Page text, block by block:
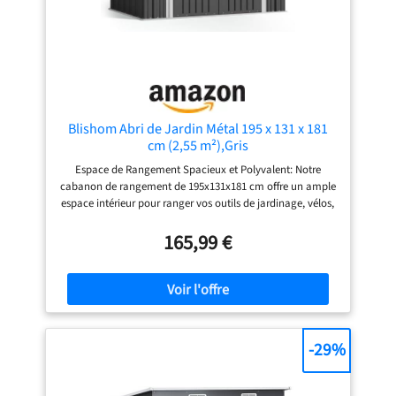
d'entretien et particulièrement durable. Robuste et stable :
supplémentaire (par exemple, des carreaux de bois ou de
béton) pour encore plus de confort et une base propre et
ferme.
Blishom Abri de Jardin Métal 195 x 131 x 181
cm (2,55 m²),Gris
Espace de Rangement Spacieux et Polyvalent: Notre
cabanon de rangement de 195x131x181 cm offre un ample
espace intérieur pour ranger vos outils de jardinage, vélos,
hauteur de 181 cm, il permet d'accéder facilement à vos
objets sans vous baisser, aidant à maintenir votre jardin,
votre terrasse ou votre balcon propre et ordonné. Acier
Galvanisé Premium: Fabriqué en acier galvanisé robuste
avec un revêtement protecteur de haute qualité, ce
cabanon résiste à la rouille, à la corrosion, aux rayons UV
garantissent une forte stabilité. Sûr et Ventilé: Équipé de
portes en métal verrouillables pour protéger vos objets de
165,99 €
-29%